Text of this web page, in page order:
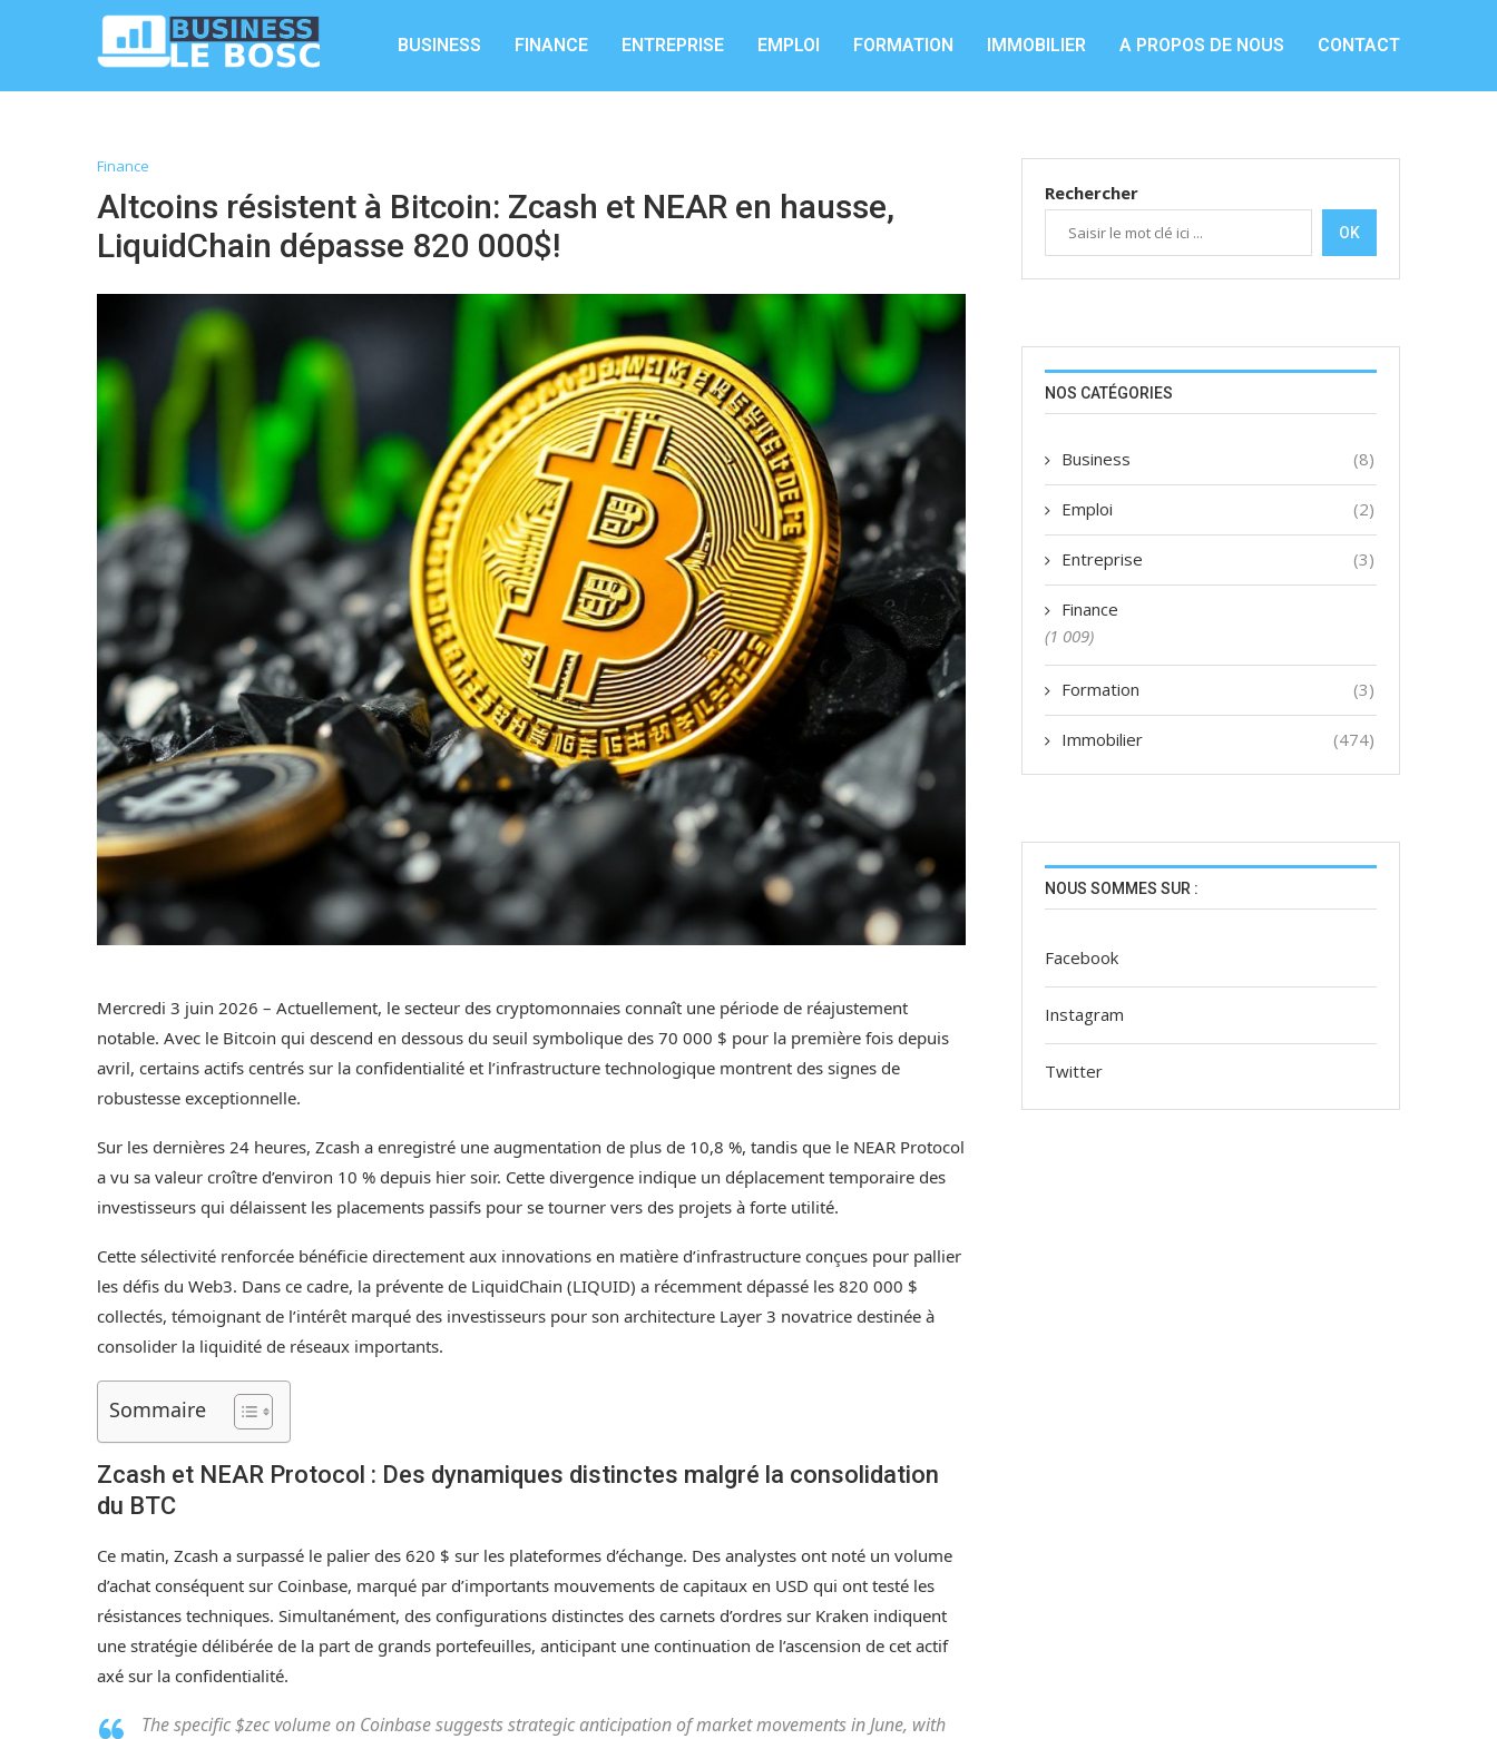
BUSINESS FINANCE ENTREPRISE EMPLOI FORMATION IMMOBILIER A PROPOS DE NOUS CONTACT
Finance
Altcoins résistent à Bitcoin: Zcash et NEAR en hausse,
LiquidChain dépasse 820 000$!
Mercredi 3 juin 2026 – Actuellement, le secteur des cryptomonnaies connaît une période de réajustement
notable. Avec le Bitcoin qui descend en dessous du seuil symbolique des 70 000 $ pour la première fois depuis
avril, certains actifs centrés sur la confidentialité et l’infrastructure technologique montrent des signes de
robustesse exceptionnelle.
Sur les dernières 24 heures, Zcash a enregistré une augmentation de plus de 10,8 %, tandis que le NEAR Protocol
a vu sa valeur croître d’environ 10 % depuis hier soir. Cette divergence indique un déplacement temporaire des
investisseurs qui délaissent les placements passifs pour se tourner vers des projets à forte utilité.
Cette sélectivité renforcée bénéficie directement aux innovations en matière d’infrastructure conçues pour pallier
les défis du Web3. Dans ce cadre, la prévente de LiquidChain (LIQUID) a récemment dépassé les 820 000 $
collectés, témoignant de l’intérêt marqué des investisseurs pour son architecture Layer 3 novatrice destinée à
consolider la liquidité de réseaux importants.
Sommaire
Zcash et NEAR Protocol : Des dynamiques distinctes malgré la consolidation
du BTC
Ce matin, Zcash a surpassé le palier des 620 $ sur les plateformes d’échange. Des analystes ont noté un volume
d’achat conséquent sur Coinbase, marqué par d’importants mouvements de capitaux en USD qui ont testé les
résistances techniques. Simultanément, des configurations distinctes des carnets d’ordres sur Kraken indiquent
une stratégie délibérée de la part de grands portefeuilles, anticipant une continuation de l’ascension de cet actif
axé sur la confidentialité.
The specific $zec volume on Coinbase suggests strategic anticipation of market movements in June, with
Rechercher
OK
NOS CATÉGORIES
Business (8)
Emploi (2)
Entreprise (3)
Finance
(1 009)
Formation (3)
Immobilier (474)
NOUS SOMMES SUR :
Facebook
Instagram
Twitter